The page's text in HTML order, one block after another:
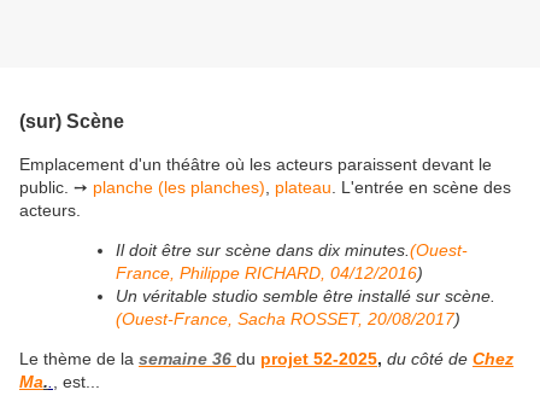
(sur) Scène
Emplacement d'un théâtre où les acteurs paraissent devant le
public. ➙ planche (les planches) plateau
L'entrée en scène des
acteurs.
Il doit être sur scène dans dix minutes. (Ouest-
France, Philippe RICHARD, 04/12/2016)
Un véritable studio semble être installé sur scène.
(Ouest-France, Sacha ROSSET, 20/08/2017)
Le thème de la semaine 36 du projet 52-2025, du côté de Chez
Ma. est...